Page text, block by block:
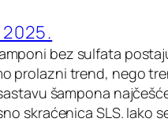
2025.
bez sulfata
prolazni trend, nego
šampona
skraćenica SLS. Iako